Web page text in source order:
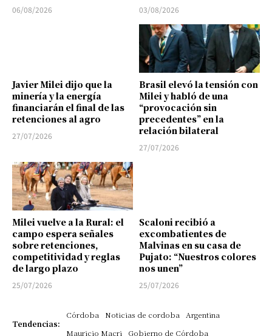
06/08/2026 03/08/2026
Javier Milei dijo que la
minería y la energía
financiarán el final de las
retenciones al agro
27/07/2026
Brasil elevó la tensión con
Milei y habló de una
“provocación sin
precedentes” en la
relación bilateral
27/07/2026
Milei vuelve a la Rural: el
campo espera señales
sobre retenciones,
competitividad y reglas
de largo plazo
25/07/2026
Scaloni recibió a
excombatientes de
Malvinas en su casa de
Pujato: “Nuestros colores
nos unen”
25/07/2026
Tendencias:
Córdoba Noticias de cordoba
Argentina
Mauricio Macri
Gobierno de Córdoba